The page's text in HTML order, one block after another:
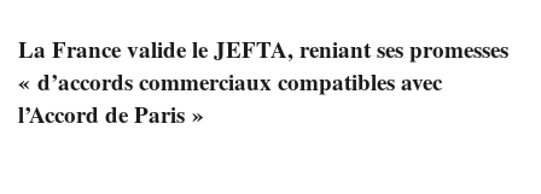
La France valide le JEFTA, reniant ses promesses
« d’accords commerciaux compatibles avec
l’Accord de Paris »